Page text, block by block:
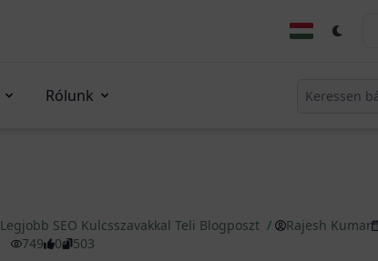
Rólunk
Legjobb SEO Kulcsszavakkal Teli Blogposzt / Rajesh Kumar
749
0 503